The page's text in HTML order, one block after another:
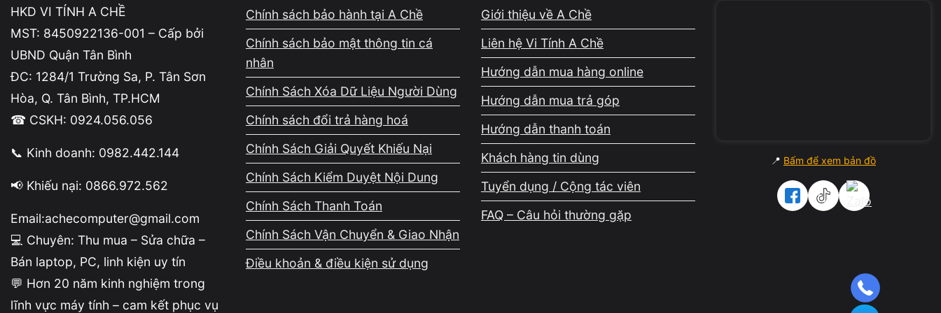
Nếu chỉ là lỗi phân quyền, hệ thống vẫn hoạt động bình thường. Ngược lại, nếu ổ cứng gặp vấn đề, bạn có thể thấy
thêm dấu hiệu như copy chậm, lỗi CRC hoặc treo máy.
Những biểu hiện cảnh báo file có vấn đề bảo mật
File có tên lạ, tự sinh lại sau khi xóa hoặc nằm trong thư mục hệ thống mà bạn không tạo ra có thể là dấu hiệu của
phần mềm độc hại.
Cách khắc phục lỗi Windows không cho xóa file do thiếu quyền?
Tùy nguyên nhân, bạn có thể cấp lại quyền, chiếm quyền sở hữu hoặc dùng lệnh CMD để xử lý triệt để.
Cách cấp quyền xóa file trong Windows
Đây là phương pháp an toàn và dễ thực hiện nhất:
Chuột phải vào file → Properties
HKD VI TÍNH A CHỀ
MST: 8450922136-001 – Cấp bởi
UBND Quận Tân Bình
ĐC: 1284/1 Trường Sa, P. Tân Sơn
Hòa, Q. Tân Bình, TP.HCM
☎ CSKH: 0924.056.056
📞 Kinh doanh: 0982.442.144
📢 Khiếu nại: 0866.972.562
Email:achecomputer@gmail.com
💻 Chuyên: Thu mua – Sửa chữa –
Bán laptop, PC, linh kiện uy tín
💬 Hơn 20 năm kinh nghiệm trong
lĩnh vực máy tính – cam kết phục vụ
Chính sách bảo hành tại A Chề
Chính sách bảo mật thông tin cá
nhân
Chính Sách Xóa Dữ Liệu Người Dùng
Chính sách đổi trả hàng hoá
Chính Sách Giải Quyết Khiếu Nại
Chính Sách Kiểm Duyệt Nội Dung
Chính Sách Thanh Toán
Chính Sách Vận Chuyển & Giao Nhận
Điều khoản & điều kiện sử dụng
Giới thiệu về A Chề
Liên hệ Vi Tính A Chề
Hướng dẫn mua hàng online
Hướng dẫn mua trả góp
Hướng dẫn thanh toán
Khách hàng tin dùng
Tuyển dụng / Cộng tác viên
FAQ – Câu hỏi thường gặp
📍 Bấm để xem bản đồ